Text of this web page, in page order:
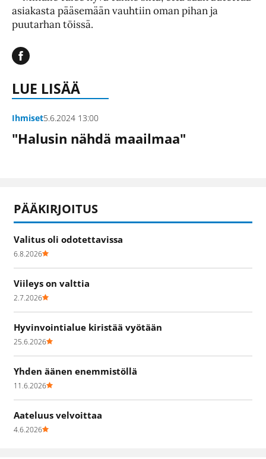
asiakasta pääsemään vauhtiin oman pihan ja
puutarhan töissä.
LUE LISÄÄ
Ihmiset5.6.2024 13:00
"Halusin nähdä maailmaa"
PÄÄKIRJOITUS
Valitus oli odotettavissa
6.8.2026
Viileys on valttia
2.7.2026
Hyvinvointialue kiristää vyötään
25.6.2026
Yhden äänen enemmistöllä
11.6.2026
Aateluus velvoittaa
4.6.2026